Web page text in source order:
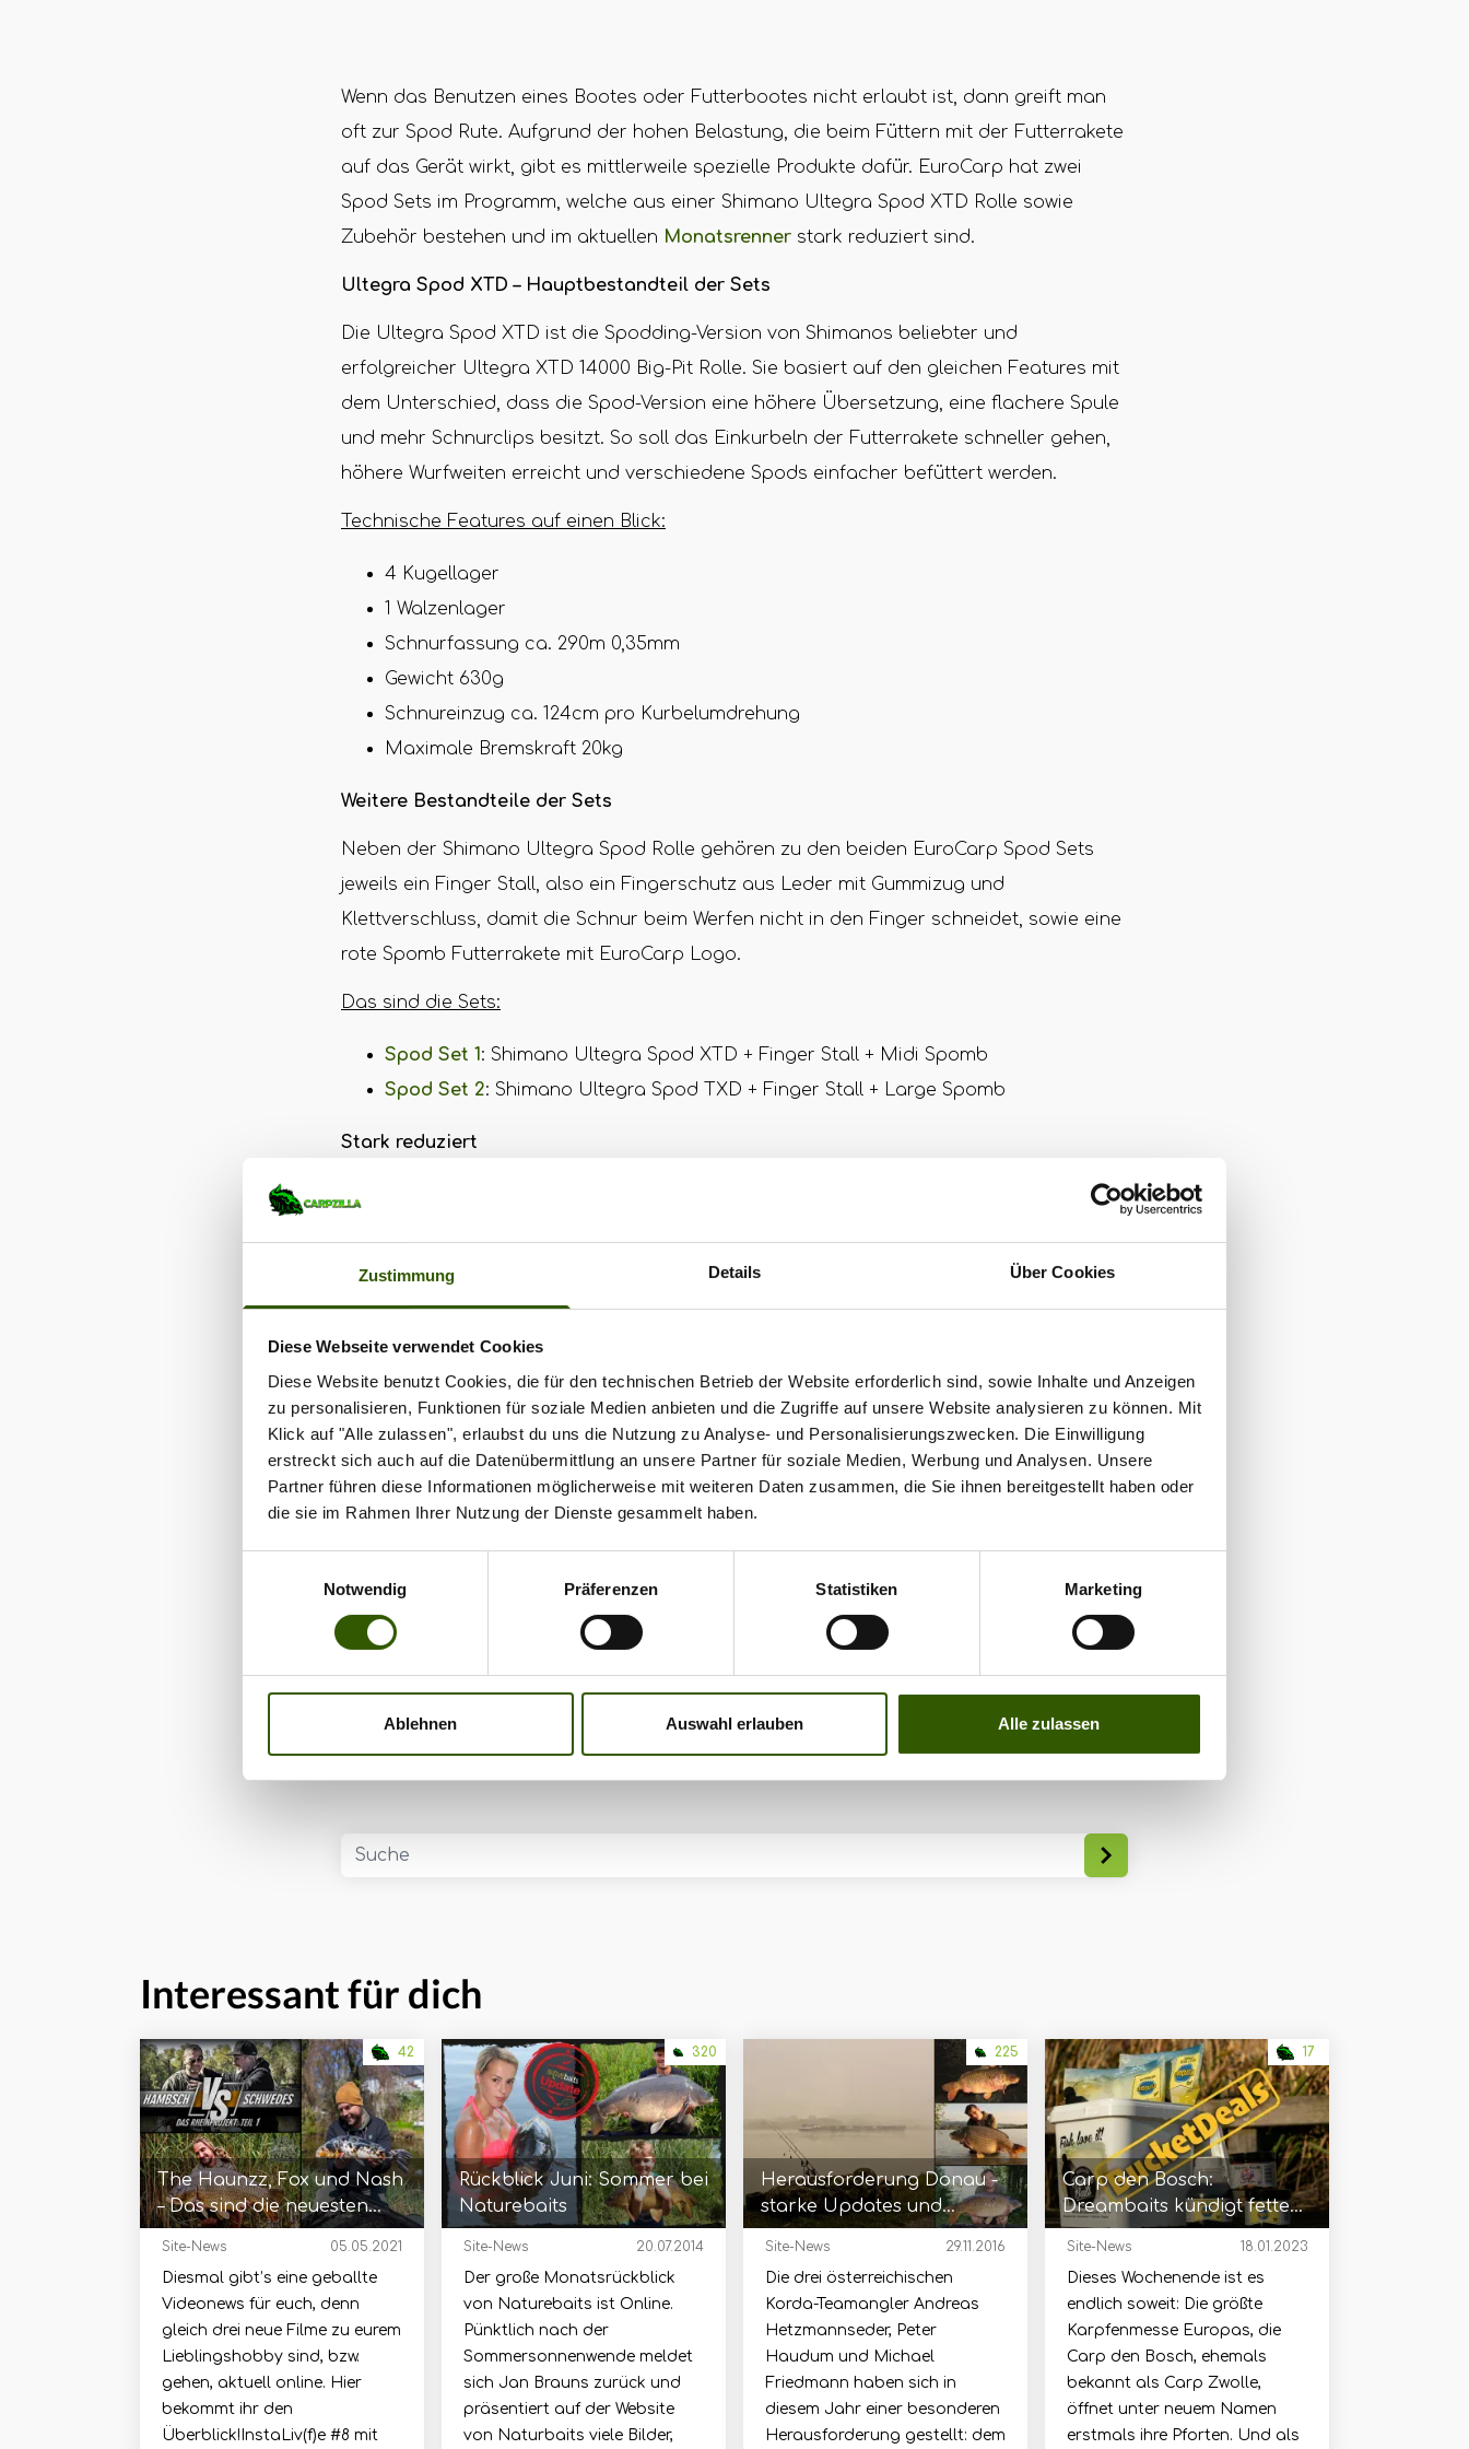
Zustimmung Details Über Cookies
Diese Webseite verwendet Cookies
Diese Website benutzt Cookies, die für den technischen Betrieb der Website erforderlich sind, sowie Inhalte und Anzeigen
zu personalisieren, Funktionen für soziale Medien anbieten und die Zugriffe auf unsere Website analysieren zu können. Mit
Klick auf "Alle zulassen", erlaubst du uns die Nutzung zu Analyse- und Personalisierungszwecken. Die Einwilligung
erstreckt sich auch auf die Datenübermittlung an unsere Partner für soziale Medien, Werbung und Analysen. Unsere
Partner führen diese Informationen möglicherweise mit weiteren Daten zusammen, die Sie ihnen bereitgestellt haben oder
die sie im Rahmen Ihrer Nutzung der Dienste gesammelt haben.
Notwendig
Präferenzen Statistiken Marketing
Ablehnen Auswahl erlauben Alle zulassen
Wenn das Benutzen eines Bootes oder Futterbootes nicht erlaubt ist, dann greift man
oft zur Spod Rute. Aufgrund der hohen Belastung, die beim Füttern mit der Futterrakete
auf das Gerät wirkt, gibt es mittlerweile spezielle Produkte dafür. EuroCarp hat zwei
Spod Sets im Programm, welche aus einer Shimano Ultegra Spod XTD Rolle sowie
Zubehör bestehen und im aktuellen Monatsrenner stark reduziert sind.
Ultegra Spod XTD – Hauptbestandteil der Sets
Die Ultegra Spod XTD ist die Spodding-Version von Shimanos beliebter und
erfolgreicher Ultegra XTD 14000 Big-Pit Rolle. Sie basiert auf den gleichen Features mit
dem Unterschied, dass die Spod-Version eine höhere Übersetzung, eine flachere Spule
und mehr Schnurclips besitzt. So soll das Einkurbeln der Futterrakete schneller gehen,
höhere Wurfweiten erreicht und verschiedene Spods einfacher befüttert werden.
Technische Features auf einen Blick:
4 Kugellager
1 Walzenlager
Schnurfassung ca. 290m 0,35mm
Gewicht 630g
Schnureinzug ca. 124cm pro Kurbelumdrehung
Maximale Bremskraft 20kg
Weitere Bestandteile der Sets
Neben der Shimano Ultegra Spod Rolle gehören zu den beiden EuroCarp Spod Sets
jeweils ein Finger Stall, also ein Fingerschutz aus Leder mit Gummizug und
Klettverschluss, damit die Schnur beim Werfen nicht in den Finger schneidet, sowie eine
rote Spomb Futterrakete mit EuroCarp Logo.
Das sind die Sets:
Spod Set 1: Shimano Ultegra Spod XTD + Finger Stall + Midi Spomb
Spod Set 2: Shimano Ultegra Spod TXD + Finger Stall + Large Spomb
Stark reduziert
Monatsrenner üblich gilt das Angebot nur bis Ende des Monats, also bis zum
Hier geht’s zu den Spod Sets:
xoid=hr0vdhp668t20gquqemun7tjk4
Tags:
Spodden
Zilla vergeben
Interessant für dich
The Haunzz, Fox und Nash
– Das sind die neuesten
Video-Streifen!
42
Site-News 05.05.2021
Diesmal gibt’s eine geballte
Videonews für euch, denn
gleich drei neue Filme zu eurem
Lieblingshobby sind, bzw.
gehen, aktuell online. Hier
bekommt ihr den
Überblick!InstaLiv(f)e #8 mit
Rückblick Juni: Sommer bei
Naturebaits
320
Site-News 20.07.2014
Der große Monatsrückblick
von Naturebaits ist Online.
Pünktlich nach der
Sommersonnenwende meldet
sich Jan Brauns zurück und
präsentiert auf der Website
von Naturbaits viele Bilder,
Herausforderung Donau -
starke Updates und
exklusiver Vortrag in Wien!
225
Site-News 29.11.2016
Die drei österreichischen
Korda-Teamangler Andreas
Hetzmannseder, Peter
Haudum und Michael
Friedmann haben sich in
diesem Jahr einer besonderen
Herausforderung gestellt: dem
Carp den Bosch:
Dreambaits kündigt fette
Messeangebote an!
17
Site-News 18.01.2023
Dieses Wochenende ist es
endlich soweit: Die größte
Karpfenmesse Europas, die
Carp den Bosch, ehemals
bekannt als Carp Zwolle,
öffnet unter neuem Namen
erstmals ihre Pforten. Und als